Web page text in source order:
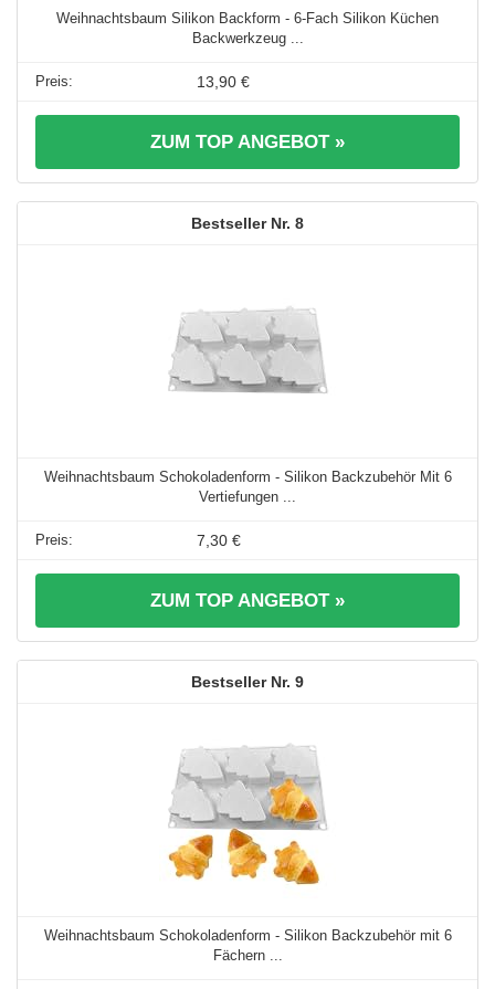
Weihnachtsbaum Silikon Backform - 6-Fach Silikon Küchen
Backwerkzeug ...
13,90 €
ZUM TOP ANGEBOT »
8
Weihnachtsbaum Schokoladenform - Silikon Backzubehör Mit 6
Vertiefungen ...
7,30 €
ZUM TOP ANGEBOT »
9
Weihnachtsbaum Schokoladenform - Silikon Backzubehör mit 6
Fächern ...